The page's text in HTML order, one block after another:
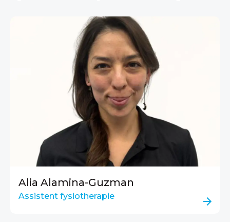
Alia Alamina-Guzman
Assistent fysiotherapie